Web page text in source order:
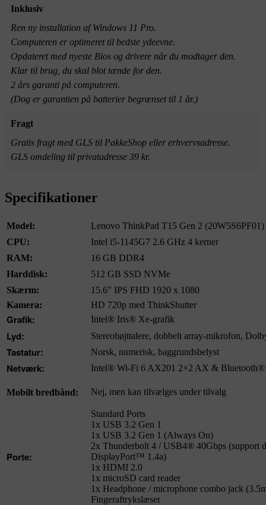
Inklusiv
Ren ny installation af Windows 11 Pro.
Computeren er optimeret til bedste ydeevne.
Opdateret med nyeste Bios og drivere når du modtager den.
Klar til brug, du skal blot tænde for den.
2 års garanti på computeren.
(Dog er garantien på batterier begrænset til 1 år.)
Fragt
Gratis fragt med GLS til PakkeShop eller erhvervsadresse.
GLS omdeling til privatadresse 39 kr.
Specifikationer
Model: Lenovo ThinkPad T15 Gen 2 (20W5S6PF01)
CPU:
Intel i5-1145G7 2.6 GHz 4 kerner
RAM:
16 GB DDR4
Harddisk:
512 GB SSD NVMe
Skærm:
15.6″ IPS FHD 1920 x 1080
Kamera:
HD 720p med ThinkShutter
Grafik: Intel® Iris® Xe-grafik
Lyd: Stereohøjttalere, dobbelt array-mikrofon,
Tastatur: Norsk, numerisk, baggrundsbelyst
Netværk: Intel® Wi-Fi 6 AX201 2×2 AX & Bluetooth®
Mobilt bredbånd: Nej, men kan tilvælges under tilvalg
Porte:
Standard Ports
1x USB 3.2 Gen 1
1x USB 3.2 Gen 1 (Always On)
2x Thunderbolt 4 / USB4® 40Gbps (support
DisplayPort™ 1.4a)
1x HDMI 2.0
1x microSD card reader
1x Headphone / microphone combo jack
Fingeraftrykslæser